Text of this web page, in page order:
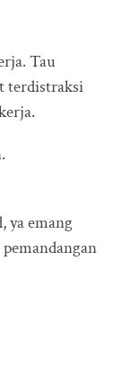
Tau
terdistraksi
ya emang